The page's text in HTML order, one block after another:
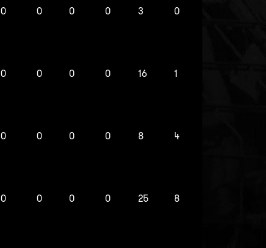
0 0 0 0 3 0
0 0 0 0 16 1
0 0 0 0 8 4
0 0 0 0 25 8